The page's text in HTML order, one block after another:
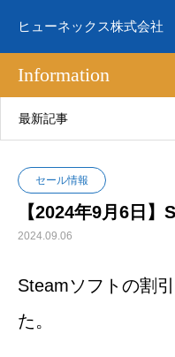
ヒューネックス株式会社
Information
最新記事
セール情報
【2024年9月6日
2024.09.06
Steamソフトの割
た。